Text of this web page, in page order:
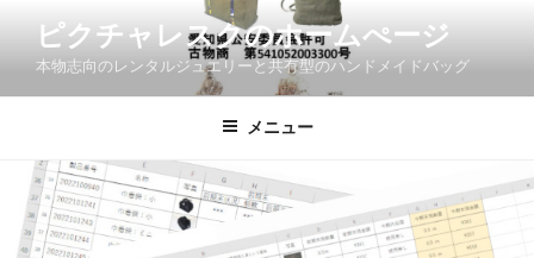
ン
ピクチャレスクのホームぺージ
本物志向のレンタルジュエリーと共有型のハンドメイドバッグ
メニュー